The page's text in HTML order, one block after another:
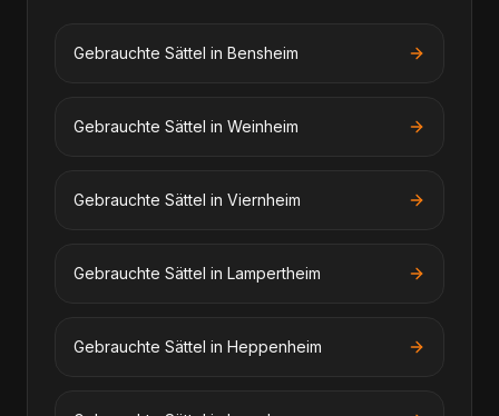
Gebrauchte Sättel in Bensheim
Gebrauchte Sättel in Weinheim
Gebrauchte Sättel in Viernheim
Gebrauchte Sättel in Lampertheim
Gebrauchte Sättel in Heppenheim